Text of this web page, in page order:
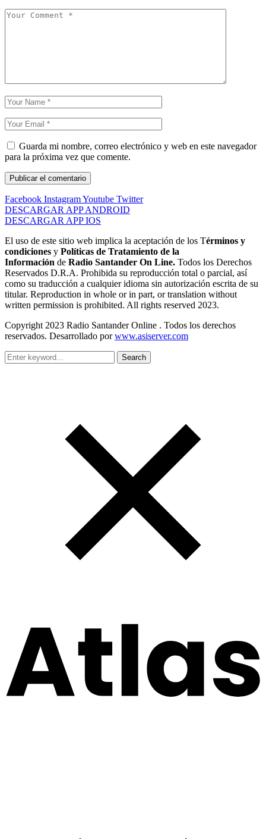
Guarda mi nombre, correo electrónico y web en este navegador
para la próxima vez que comente.
Facebook InstagramYoutube Twitter
DESCARGAR APP ANDROID
DESCARGAR APP IOS
El uso de este sitio web implica la aceptación de los Términos y
condiciones y Políticas de Tratamiento de la
Información de Radio Santander On Line. Todos los Derechos
Reservados D.R.A. Prohibida su reproducción total o parcial, así
como su traducción a cualquier idioma sin autorización escrita de su
titular. Reproduction in whole or in part, or translation without
written permission is prohibited. All rights reserved 2023.
Copyright 2023 Radio Santander Online . Todos los derechos
reservados. Desarrollado porwww.asiserver.com
Search